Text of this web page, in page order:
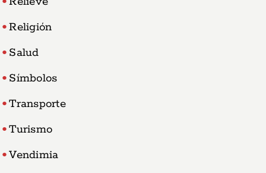
Religión
Salud
Símbolos
Transporte
Turismo
Vendimia